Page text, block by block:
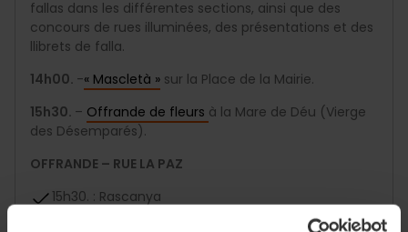
fallas dans les différentes sections, ainsi que des
concours de rues illuminées, des présentations et des
llibrets de falla.
14h00. -« Mascletà » sur la Place de la Mairie.
15h30. – Offrande de fleurs à la Mare de Déu (Vierge
des Désemparés).
OFFRANDE – RUE LA PAZ
15h30. : Rascanya